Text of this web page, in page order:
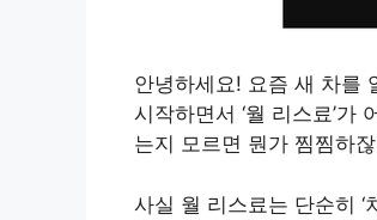
안녕하세요! 요즘 새 차를
시작하면서 ‘월 리스료’가
는지 모르면 뭔가 찜찜하
사실 월 리스료는 단순히 ‘